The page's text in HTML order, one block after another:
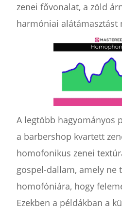
zenei fővonalat, a zöld
harmóniai alátámasztást
A legtöbb hagyományos
a barbershop kvartett
homofonikus zenei
gospel-dallam, amely ne
homofóniára, hogy
Ezekben a példákban a